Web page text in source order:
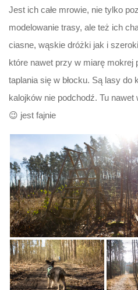
Jest ich całe mrowie, nie tylko
modelowanie trasy, ale też ich
ciasne, wąskie dróżki jak i
które nawet przy w miarę mokrej
taplania się w błocku. Są lasy do
kalojków nie podchodź. Tu
😉 jest fajnie